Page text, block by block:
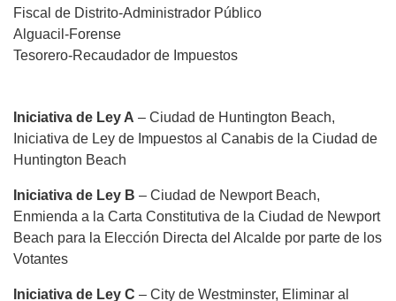
Fiscal de Distrito-Administrador Público
Alguacil-Forense
Tesorero-Recaudador de Impuestos
Iniciativa de Ley A – Ciudad de Huntington Beach,
Iniciativa de Ley de Impuestos al Canabis de la Ciudad de
Huntington Beach
Iniciativa de Ley B – Ciudad de Newport Beach,
Enmienda a la Carta Constitutiva de la Ciudad de Newport
Beach para la Elección Directa del Alcalde por parte de los
Votantes
Iniciativa de Ley C – City de Westminster, Eliminar al